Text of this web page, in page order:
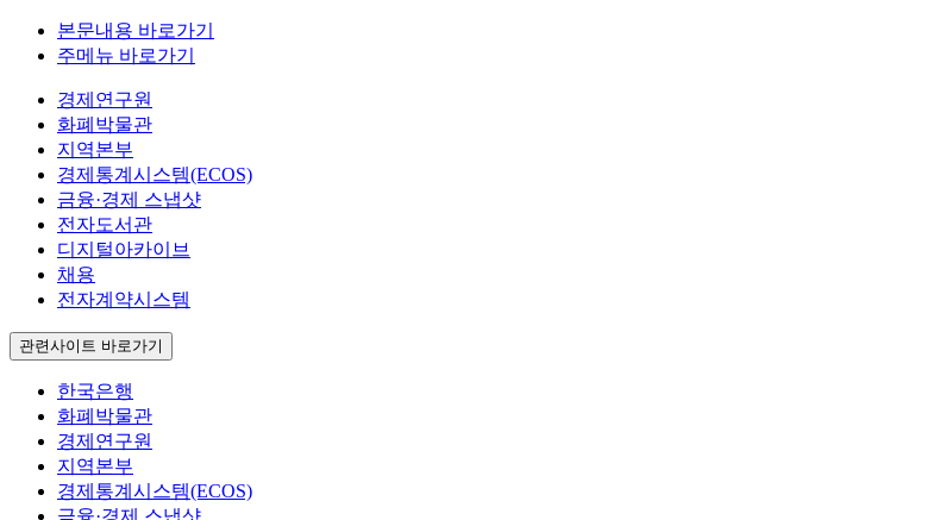
본문내용 바로가기
주메뉴 바로가기
경제연구원
화폐박물관
지역본부
경제통계시스템(ECOS)
금융·경제 스냅샷
전자도서관
디지털아카이브
채용
전자계약시스템
관련사이트 바로가기
한국은행
화폐박물관
경제연구원
지역본부
경제통계시스템(ECOS)
금융·경제 스냅샷